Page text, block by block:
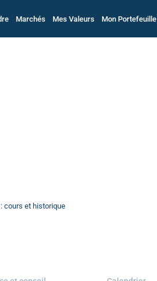
Marchés Mes Valeurs Mon Portefeuille
cours et historique